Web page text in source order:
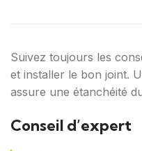
Suivez toujours les
et installer le bon joint.
assure une étanchéité
Conseil d’expert